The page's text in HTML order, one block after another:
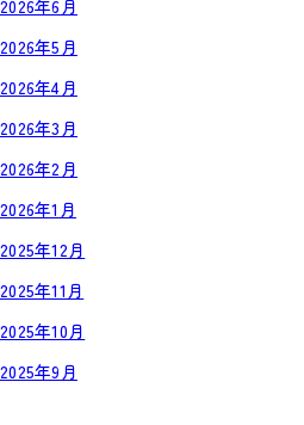
2026年6月
2026年5月
2026年4月
2026年3月
2026年2月
2026年1月
2025年12月
2025年11月
2025年10月
2025年9月